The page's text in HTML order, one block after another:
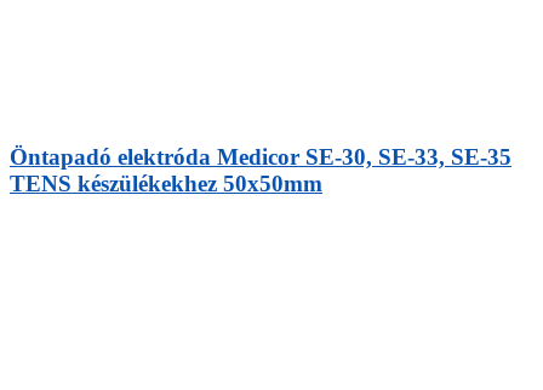
Öntapadó elektróda Medicor SE-30, SE-33, SE-35
TENS készülékekhez 50x50mm